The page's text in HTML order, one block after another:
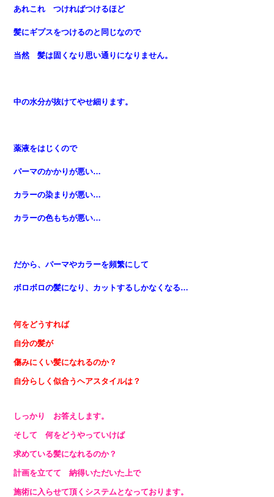
あれこれ つければつけるほど
髪にギプスをつけるのと同じなので
当然 髪は固くなり思い通りになりません。
中の水分が抜けてやせ細ります。
薬液をはじくので
パーマのかかりが悪い…
カラーの染まりが悪い…
カラーの色もちが悪い…
だから、パーマやカラーを頻繁にして
ボロボロの髪になり 、カットするしかなくなる…
何をどうすれば
自分の髪が
傷みにくい髪になれるのか？
自分らしく似合うヘアスタイルは？
しっかり お答えします。
そして 何をどうやっていけば
求めている髪になれるのか？
計画を立てて 納得いただいた上で
施術に入らせて頂くシステムとなっております。